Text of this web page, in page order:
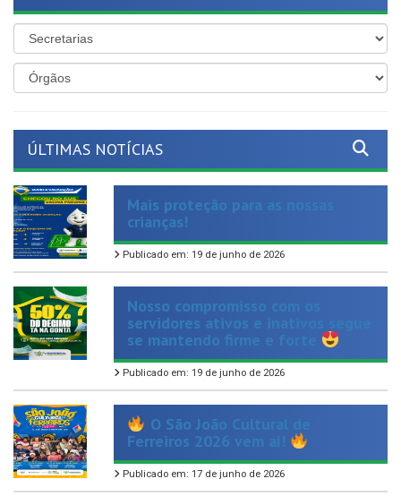
Mais proteção para as nossas
crianças!
Publicado em: 19 de junho de 2026
Nosso compromisso com os
servidores ativos e inativos segue
se mantendo firme e forte
Publicado em: 19 de junho de 2026
O São João Cultural de
Ferreiros 2026 vem aí!
Publicado em: 17 de junho de 2026